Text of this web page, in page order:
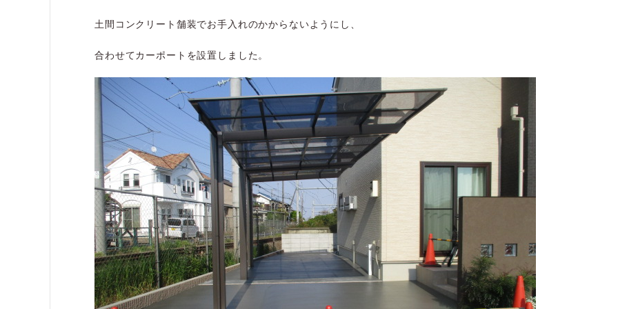
土間コンクリート舗装でお手入れのかからないようにし、
合わせてカーポートを設置しました。